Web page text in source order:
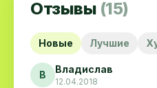
Отзывы (15)
Новые Лучшие
В Владислав
12.04.2018